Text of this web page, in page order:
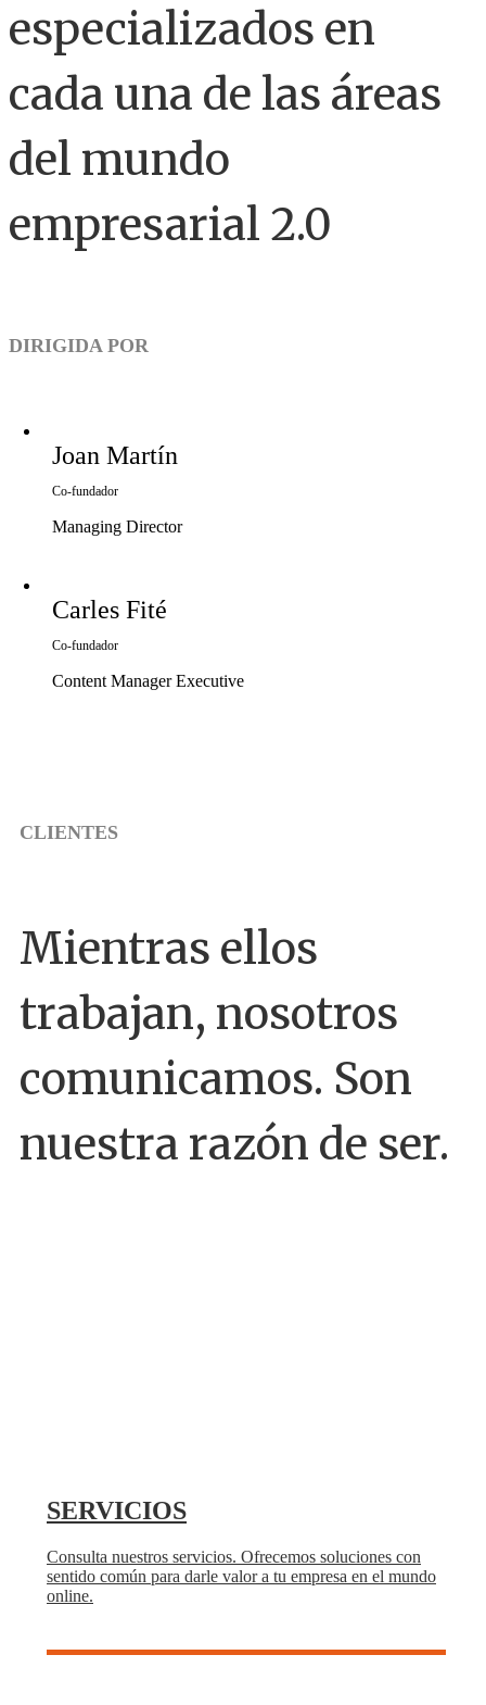
especializados en
cada una de las áreas
del mundo
empresarial 2.0
DIRIGIDA POR
Joan Martín
Co-fundador
Managing Director
Carles Fité
Co-fundador
Content Manager Executive
CLIENTES
Mientras ellos
trabajan, nosotros
comunicamos. Son
nuestra razón de ser.
SERVICIOS
Consulta nuestros servicios. Ofrecemos soluciones con
sentido común para darle valor a tu empresa en el mundo
online.